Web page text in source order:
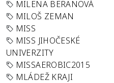
MILENA BERANOVÁ
MILOŠ ZEMAN
MISS
MISS JIHOČESKÉ
UNIVERZITY
MISSAEROBIC2015
MLÁDEŽ KRAJI